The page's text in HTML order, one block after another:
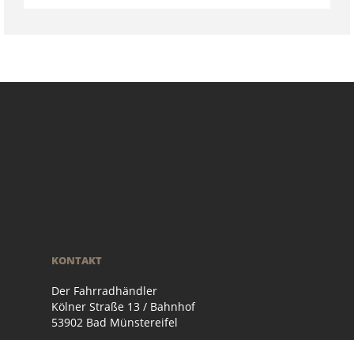
KONTAKT
Der Fahrradhändler
Kölner Straße 13 / Bahnhof
53902 Bad Münstereifel